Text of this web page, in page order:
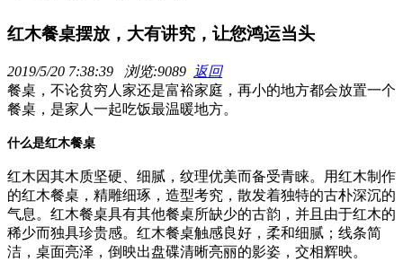
红木餐桌摆放，大有讲究，让您鸿运当头
2019/5/20 7:38:39 浏览:9089 返回
餐桌，不论贫穷人家还是富裕家庭，再小的地方都会放置一个
餐桌，是家人一起吃饭最温暖地方。
什么是红木餐桌
红木因其木质坚硬、细腻，纹理优美而备受青睐。用红木制作
的红木餐桌，精雕细琢，造型考究，散发着独特的古朴深沉的
气息。红木餐桌具有其他餐桌所缺少的古韵，并且由于红木的
稀少而独具珍贵感。红木餐桌触感良好，柔和细腻；线条简
洁，桌面亮泽，倒映出盘碟清晰亮丽的影姿，交相辉映。